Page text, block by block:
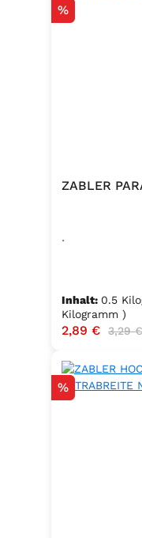
Rabatt
%
ZABLER
.
Inhalt: 0.5
Kilogramm )
Verkaufspreis:
2,89 € 3,29 €
Rabatt
%